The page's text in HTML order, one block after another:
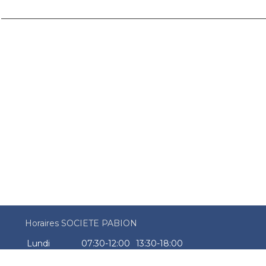
Horaires SOCIETE PABION
Lundi
07:30-12:00
13:30-18:00